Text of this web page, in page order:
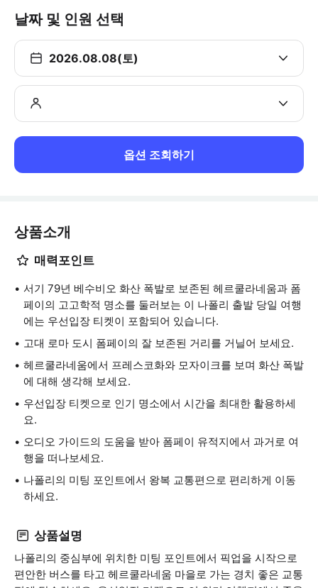
날짜 및 인원 선택
2026.08.08(토)
옵션 조회하기
상품소개
매력포인트
서기 79년 베수비오 화산 폭발로 보존된 헤르쿨라네움과 폼
페이의 고고학적 명소를 둘러보는 이 나폴리 출발 당일 여행
에는 우선입장 티켓이 포함되어 있습니다.
고대 로마 도시 폼페이의 잘 보존된 거리를 거닐어 보세요.
헤르쿨라네움에서 프레스코화와 모자이크를 보며 화산 폭발
에 대해 생각해 보세요.
우선입장 티켓으로 인기 명소에서 시간을 최대한 활용하세
요.
오디오 가이드의 도움을 받아 폼페이 유적지에서 과거로 여
행을 떠나보세요.
나폴리의 미팅 포인트에서 왕복 교통편으로 편리하게 이동
하세요.
상품설명
나폴리의 중심부에 위치한 미팅 포인트에서 픽업을 시작으로
편안한 버스를 타고 헤르쿨라네움 마을로 가는 경치 좋은 교통